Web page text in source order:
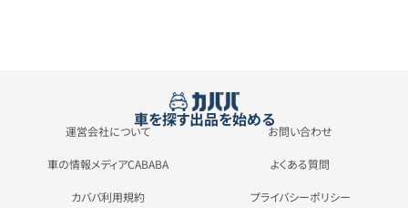
車を探す出品を始める
運営会社について お問い合わせ
車の情報メディアCABABA よくある質問
カババ利用規約 プライバシーポリシー